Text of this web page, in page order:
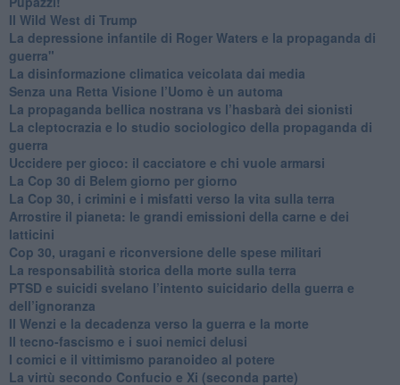
​Il Wild West di Trump
​La depressione infantile di Roger Waters e la propaganda di
guerra"
​La disinformazione climatica veicolata dai media
Senza una Retta Visione l’Uomo è un automa
​La propaganda bellica nostrana vs l’hasbarà dei sionisti
​La cleptocrazia e lo studio sociologico della propaganda di
guerra
​Uccidere per gioco: il cacciatore e chi vuole armarsi
​La Cop 30 di Belem giorno per giorno
La Cop 30, i crimini e i misfatti verso la vita sulla terra
Arrostire il pianeta: le grandi emissioni della carne e dei
latticini
​Cop 30, uragani e riconversione delle spese militari
La responsabilità storica della morte sulla terra
PTSD e suicidi svelano l’intento suicidario della guerra e
dell’ignoranza
Il Wenzi e la decadenza verso la guerra e la morte
​Il tecno-fascismo e i suoi nemici delusi
​I comici e il vittimismo paranoideo al potere
​La virtù secondo Confucio e Xi (seconda parte)